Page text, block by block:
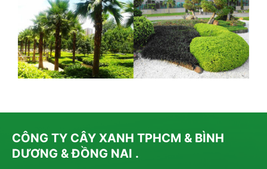
CÔNG TY CÂY XANH TPHCM & BÌNH
DƯƠNG & ĐỒNG NAI .